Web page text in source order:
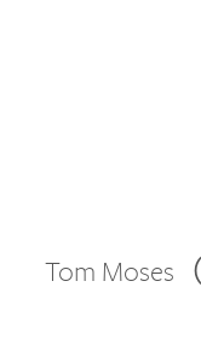
Tom Moses